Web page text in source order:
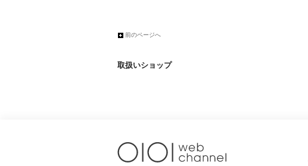
前のページへ
取扱いショップ